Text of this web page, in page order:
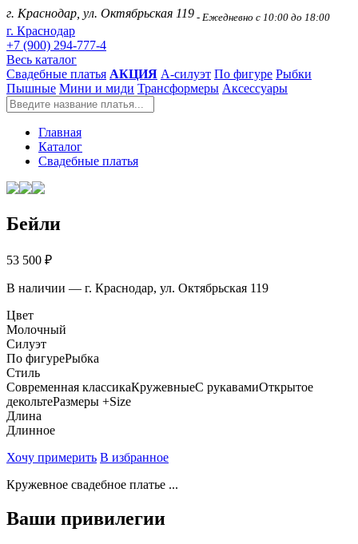
г. Краснодар, ул. Октябрьская 119 - Ежедневно с 10:00 до 18:00
г. Краснодар
+7 (900) 294-777-4
Весь каталог
Свадебные платья АКЦИЯ А-силуэт По фигуре Рыбки
Пышные Мини и миди Трансформеры Аксессуары
Главная
Каталог
Свадебные платья
Бейли
53 500 ₽
В наличии — г. Краснодар, ул. Октябрьская 119
Цвет
Молочный
Силуэт
По фигуреРыбка
Стиль
Современная классикаКружевныеС рукавамиОткрытое
декольтеРазмеры +Size
Длина
Длинное
Хочу примерить В избранное
Кружевное свадебное платье ...
Ваши привилегии